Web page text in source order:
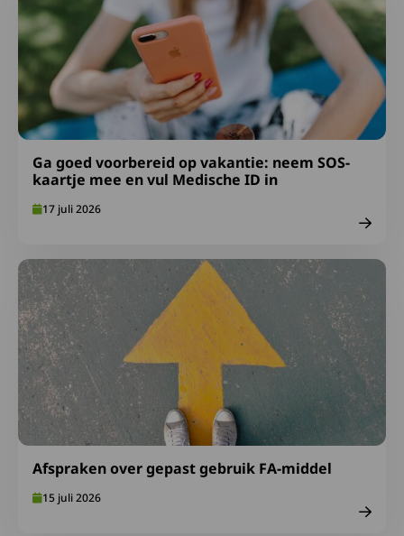
Ga goed voorbereid op vakantie: neem SOS-
kaartje mee en vul Medische ID in
17 juli 2026
Afspraken over gepast gebruik FA-middel
15 juli 2026
Lees meer over Afspraken over gepast gebruik FA-